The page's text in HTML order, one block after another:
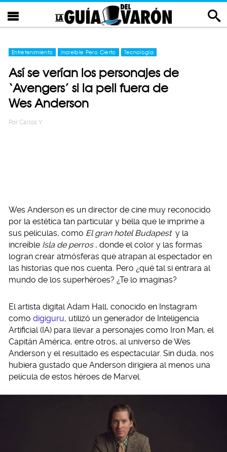
Entretenimiento Increíble Pero Cierto Tecnología
Así se verían los personajes de
‘Avengers’ si la peli fuera de
Wes Anderson
Por Carlos Y
Wes Anderson es un director de cine muy reconocido
por la estética tan particular y bella que le imprime a
sus películas, como El gran hotel Budapest y la
increíble Isla de perros , donde el color y las formas
logran crear atmósferas que atrapan al espectador en
las historias que nos cuenta. Pero ¿qué tal si entrara al
mundo de los superhéroes? ¿Te lo imaginas?
El artista digital Adam Hall, conocido en Instagram
como digiguru, utilizó un generador de Inteligencia
Artificial (IA) para llevar a personajes como Iron Man, el
Capitán América, entre otros, al universo de Wes
Anderson y el resultado es espectacular. Sin duda, nos
hubiera gustado que Anderson dirigiera al menos una
película de estos héroes de Marvel.